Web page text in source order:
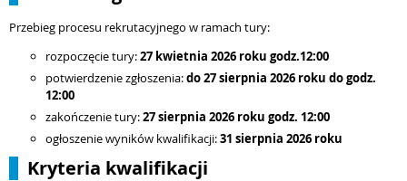
Przebieg procesu rekrutacyjnego w ramach tury:
rozpoczęcie tury:27 kwietnia 2026 roku godz.12:00
potwierdzenie zgłoszenia:do27 sierpnia 2026 roku do godz.
12:00
zakończenie tury:27 sierpnia 2026 roku godz. 12:00
ogłoszenie wyników kwalifikacji:31 sierpnia 2026 roku
Kryteria kwalifikacji